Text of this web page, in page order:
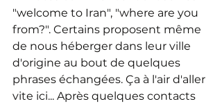
"welcome to Iran", "where are you
from?". Certains proposent même
de nous héberger dans leur ville
d'origine au bout de quelques
phrases échangées. Ça à l'air d'aller
vite ici... Après quelques contacts